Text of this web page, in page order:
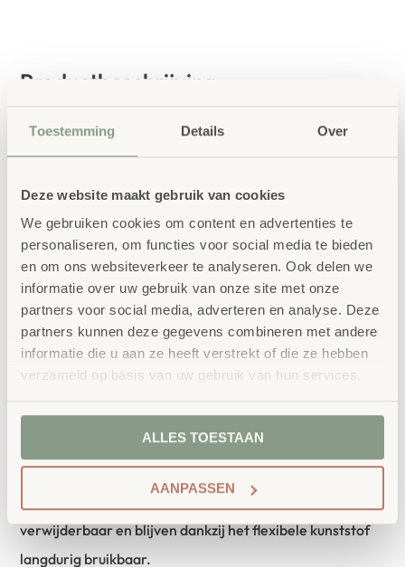
Toestemming Details Over
Deze website maakt gebruik van cookies
We gebruiken cookies om content en advertenties te
personaliseren, om functies voor social media te bieden
en om ons websiteverkeer te analyseren. Ook delen we
informatie over uw gebruik van onze site met onze
partners voor social media, adverteren en analyse. Deze
partners kunnen deze gegevens combineren met andere
informatie die u aan ze heeft verstrekt of die ze hebben
verzameld op basis van uw gebruik van hun services.
ALLES TOESTAAN
AANPASSEN
Productbeschrijving
Deze grote kleefzakken helpen bij het organiseren en
ordenen van ordners en bij het markeren van
zakken hebben het ideale formaat om foto’s of symbolen
in te steken, zodat zelfs de jongste kinderen hun vakje in
één oogopslag herkennen.
Praktisch en duurzaam
De zelfklevende zakken zijn volledig transparant en
overtuigen door hun sterke kleefkracht. Inbegrepen zijn
bijpassende insteekkaartjes van stevig papier. Wanneer
de inhoud verandert, een plek aan een ander kind wordt
toegewezen of bijvoorbeeld een knutselbox een
opbergbox wordt, kunnen de kaartjes of afbeeldingen
eenvoudig worden verwisseld. De kleefzakken zijn niet
verwijderbaar en blijven dankzij het flexibele kunststof
langdurig bruikbaar.